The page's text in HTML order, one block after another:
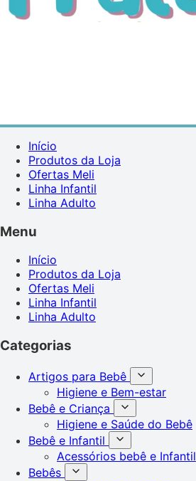
Início
Produtos da Loja
Ofertas Meli
Linha Infantil
Linha Adulto
Menu
Início
Produtos da Loja
Ofertas Meli
Linha Infantil
Linha Adulto
Categorias
Artigos para Bebê
Higiene e Bem-estar
Bebê e Criança
Higiene e Saúde do Bebê
Bebê e Infantil
Acessórios bebê e Infantil
Bebês